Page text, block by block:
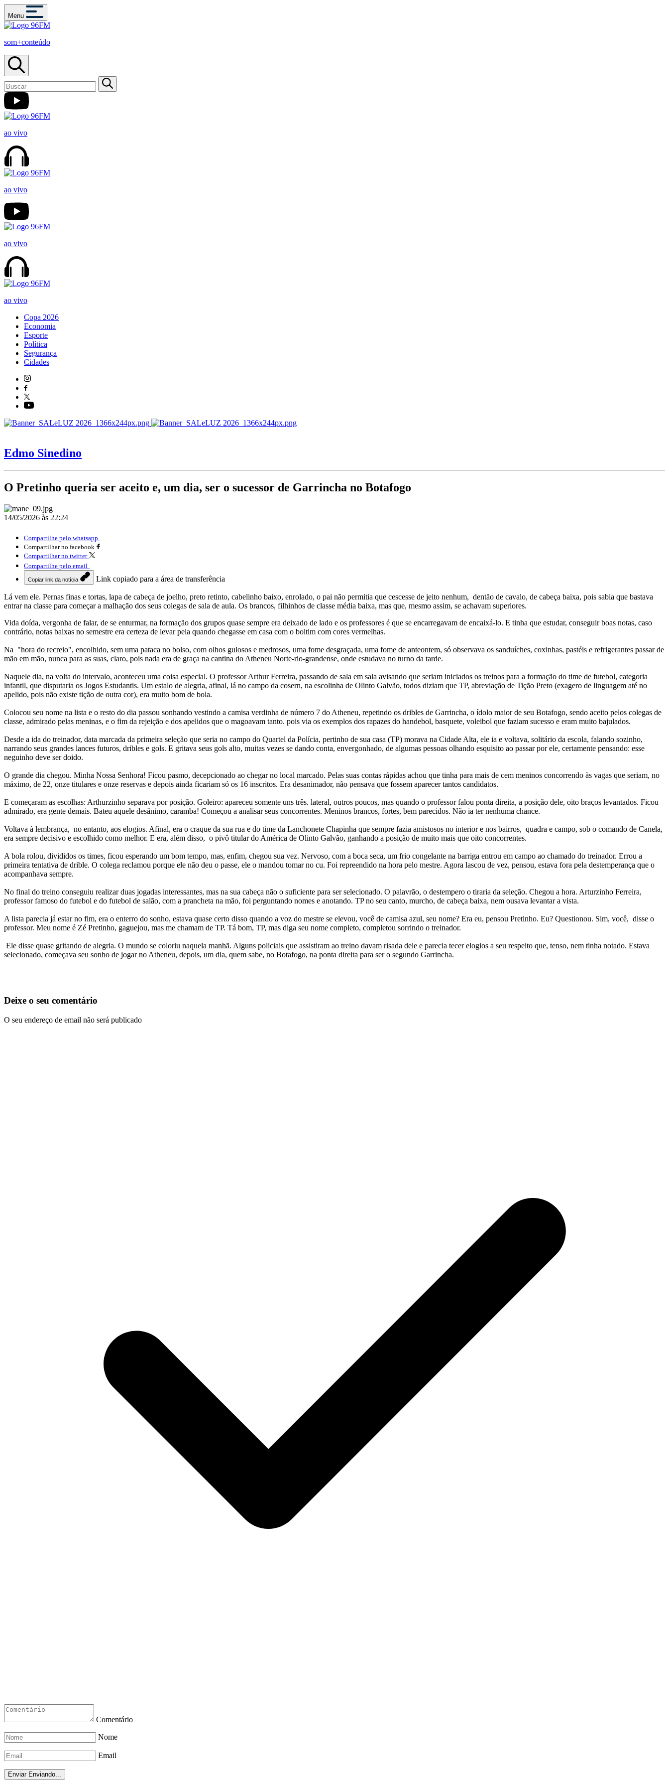
Menu
som+conteúdo
ao vivo
ao vivo
ao vivo
ao vivo
Copa 2026
Economia
Esporte
Política
Segurança
Cidades
Edmo Sinedino
O Pretinho queria ser aceito e, um dia, ser o sucessor de Garrincha no Botafogo
14/05/2026 às 22:24
Compartilhe pelo whatsapp
Compartilhar no facebook
Compartilhar no twitter
Compartilhe pelo email
Copiar link da notícia Link copiado para a área de transferência
Lá vem ele. Pernas finas e tortas, lapa de cabeça de joelho, preto retinto, cabelinho baixo, enrolado, o pai não permitia que cescesse de jeito nenhum, dentão de cavalo, de cabeça baixa, pois sabia que bastava
entrar na classe para começar a malhação dos seus colegas de sala de aula. Os brancos, filhinhos de classe média baixa, mas que, mesmo assim, se achavam superiores.
Vida doída, vergonha de falar, de se enturmar, na formação dos grupos quase sempre era deixado de lado e os professores é que se encarregavam de encaixá-lo. E tinha que estudar, conseguir boas notas, caso
contrário, notas baixas no semestre era certeza de levar peia quando chegasse em casa com o boltim com cores vermelhas.
Na "hora do recreio", encolhido, sem uma pataca no bolso, com olhos gulosos e medrosos, uma fome desgraçada, uma fome de anteontem, só observava os sanduíches, coxinhas, pastéis e refrigerantes passar de
mão em mão, nunca para as suas, claro, pois nada era de graça na cantina do Atheneu Norte-rio-grandense, onde estudava no turno da tarde.
Naquele dia, na volta do intervalo, aconteceu uma coisa especial. O professor Arthur Ferreira, passando de sala em sala avisando que seriam iniciados os treinos para a formação do time de futebol, categoria
infantil, que disputaria os Jogos Estudantis. Um estalo de alegria, afinal, lá no campo da cosern, na escolinha de Olinto Galvão, todos diziam que TP, abreviação de Tição Preto (exagero de linguagem até no
apelido, pois não existe tição de outra cor), era muito bom de bola.
Colocou seu nome na lista e o resto do dia passou sonhando vestindo a camisa verdinha de número 7 do Atheneu, repetindo os dribles de Garrincha, o ídolo maior de seu Botafogo, sendo aceito pelos colegas de
classe, admirado pelas meninas, e o fim da rejeição e dos apelidos que o magoavam tanto. pois via os exemplos dos rapazes do handebol, basquete, voleibol que faziam sucesso e eram muito bajulados.
Desde a ida do treinador, data marcada da primeira seleção que seria no campo do Quartel da Polícia, pertinho de sua casa (TP) morava na Cidade Alta, ele ia e voltava, solitário da escola, falando sozinho,
narrando seus grandes lances futuros, dribles e gols. E gritava seus gols alto, muitas vezes se dando conta, envergonhado, de algumas pessoas olhando esquisito ao passar por ele, certamente pensando: esse
neguinho deve ser doido.
O grande dia chegou. Minha Nossa Senhora! Ficou pasmo, decepcionado ao chegar no local marcado. Pelas suas contas rápidas achou que tinha para mais de cem meninos concorrendo às vagas que seriam, no
máximo, de 22, onze titulares e onze reservas e depois ainda ficariam só os 16 inscritos. Era desanimador, não pensava que fossem aparecer tantos candidatos.
E começaram as escolhas: Arthurzinho separava por posição. Goleiro: apareceu somente uns três. lateral, outros poucos, mas quando o professor falou ponta direita, a posição dele, oito braços levantados. Ficou
admirado, era gente demais. Bateu aquele desânimo, caramba! Começou a analisar seus concorrentes. Meninos brancos, fortes, bem parecidos. Não ia ter nenhuma chance.
Voltava à lembrança, no entanto, aos elogios. Afinal, era o craque da sua rua e do time da Lanchonete Chapinha que sempre fazia amistosos no interior e nos bairros, quadra e campo, sob o comando de Canela,
era sempre decisivo e escolhido como melhor. E era, além disso, o pivô titular do América de Olinto Galvão, ganhando a posição de muito mais que oito concorrentes.
A bola rolou, divididos os times, ficou esperando um bom tempo, mas, enfim, chegou sua vez. Nervoso, com a boca seca, um frio congelante na barriga entrou em campo ao chamado do treinador. Errou a
primeira tentativa de drible. O colega reclamou porque ele não deu o passe, ele o mandou tomar no cu. Foi repreendido na hora pelo mestre. Agora lascou de vez, pensou, estava fora pela destemperança que o
acompanhava sempre.
No final do treino conseguiu realizar duas jogadas interessantes, mas na sua cabeça não o suficiente para ser selecionado. O palavrão, o destempero o tiraria da seleção. Chegou a hora. Arturzinho Ferreira,
professor famoso do futebol e do futebol de salão, com a prancheta na mão, foi perguntando nomes e anotando. TP no seu canto, murcho, de cabeça baixa, nem ousava levantar a vista.
A lista parecia já estar no fim, era o enterro do sonho, estava quase certo disso quando a voz do mestre se elevou, você de camisa azul, seu nome? Era eu, pensou Pretinho. Eu? Questionou. Sim, você, disse o
professor. Meu nome é Zé Pretinho, gaguejou, mas me chamam de TP. Tá bom, TP, mas diga seu nome completo, completou sorrindo o treinador.
Ele disse quase gritando de alegria. O mundo se coloriu naquela manhã. Alguns policiais que assistiram ao treino davam risada dele e parecia tecer elogios a seu respeito que, tenso, nem tinha notado. Estava
selecionado, começava seu sonho de jogar no Atheneu, depois, um dia, quem sabe, no Botafogo, na ponta direita para ser o segundo Garrincha.
Deixe o seu comentário
O seu endereço de email não será publicado
Comentário
Nome
Email
Enviar Enviando...